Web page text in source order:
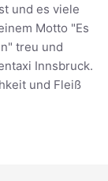
und es viele
Motto "Es
treu und
Innsbruck.
und Fleiß